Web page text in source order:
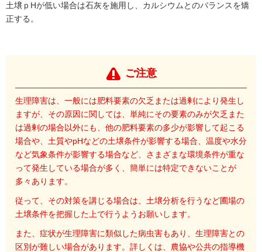
土壌ｐHが低い場合は石灰を施用し、カルシウムとのバランスを矯
正する。
ご注意
生理障害は、一般には肥料要素の欠乏または過剰により発生し
ますが、その原因に関しては、単純にその要素のみが欠乏また
は過剰の場合以外にも、他の肥料要素の多少が影響して起こる
場合や、土質やpHなどの土壌条件が影響する場合、温度や水分
など気象条件が影響する場合など、さまざまな環境条件が重な
って発生している場合が多く、簡単には特定できないことが
多々あります。
従って、その対策を講じる場合は、土壌分析を行うなど圃場の
土壌条件を把握した上で行うようお願いします。
また、症状が生理障害に類似した病虫害もあり、生理障害との
区別が難しい場合があります。詳しくは、農協や公共の指導機